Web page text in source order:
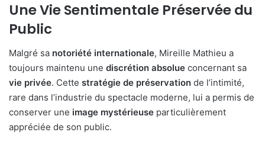
Une Vie Sentimentale Préservée du
Public
Malgré sa notoriété internationale, Mireille Mathieu a
toujours maintenu une discrétion absolue concernant sa
vie privée. Cette stratégie de préservation de l’intimité,
rare dans l’industrie du spectacle moderne, lui a permis de
conserver une image mystérieuse particulièrement
appréciée de son public.